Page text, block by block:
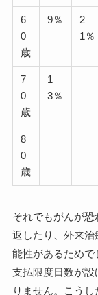
6
0
歳
9％
2
1％
7
0
歳
1
3％
8
0
歳
それでもがんが
返したり、外来
能性があるためで
支払限度日数が
りません。こうし